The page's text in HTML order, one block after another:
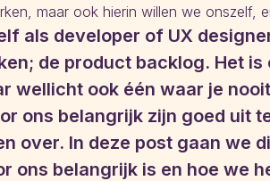
maar ook hierin willen we onszelf,
als developer of UX
de product backlog. Het
wellicht ook één waar je
ons belangrijk zijn goed uit
over. In deze post gaan we
ons belangrijk is en hoe we